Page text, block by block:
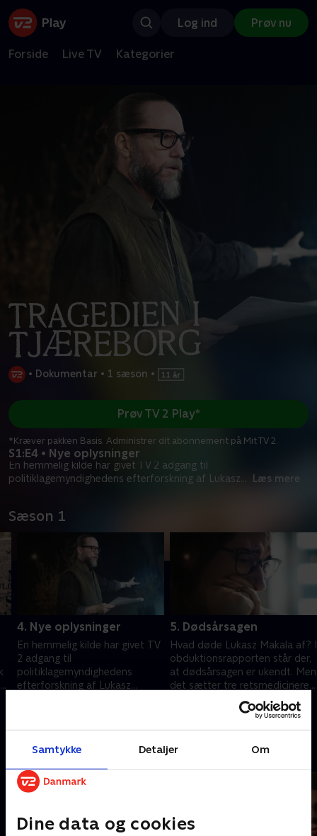
Samtykke Detaljer Om
Dine data og cookies
Log ind Prøv nu
Forside Live TV Kategorier
• Dokumentar • 1 sæson •
S1:E4 • Nye oplysninger
En hemmelig kilde har givet TV 2 adgang til
politiklagemyndighedens efterforskning af Lukasz... Læs mere
Prøv TV 2 Play*
*Kræver pakken Basis. Administrer dit abonnement på Mit TV 2.
Sæson 1
4. Nye oplysninger
En hemmelig kilde har givet TV
2 adgang til
politiklagemyndighedens
efterforskning af Lukasz
5. Dødsårsagen
Hvad døde Lukasz Makala af? I
obduktionsrapporten står der,
at dødsårsagen er ukendt. Men
det sætter tre retsmedicinere
spørgsmålstegn ved.
4. december 2025 • 33 min
Andre så også